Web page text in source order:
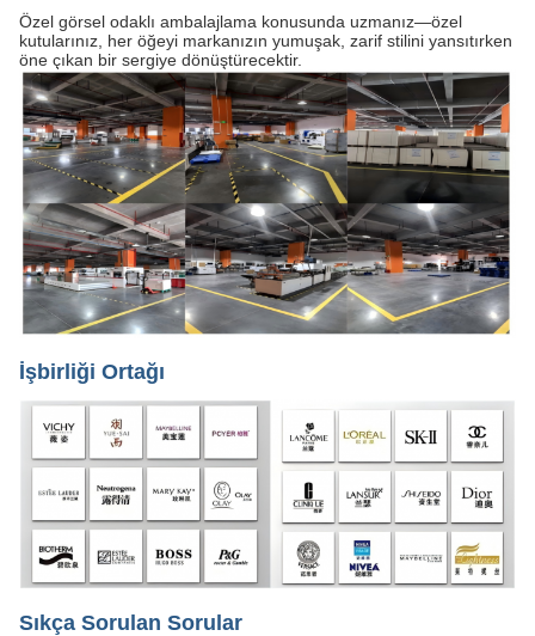
Özel görsel odaklı ambalajlama konusunda uzmanız—özel
kutularınız, her öğeyi markanızın yumuşak, zarif stilini yansıtırken
öne çıkan bir sergiye dönüştürecektir.
İşbirliği Ortağı
Sıkça Sorulan Sorular